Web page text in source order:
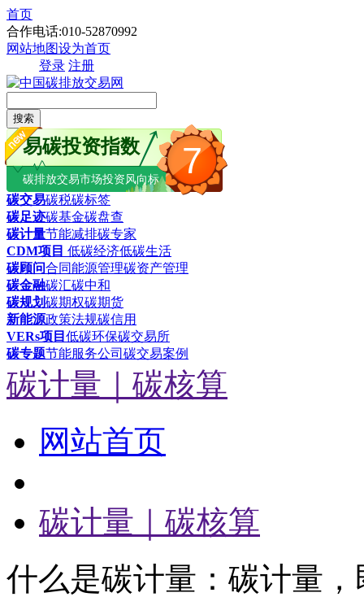
首页
合作电话:010-52870992
网站地图设为首页
登录 注册
搜索
7
易碳投资指数
碳排放交易市场投资风向标
碳交易碳税碳标签
碳足迹碳基金碳盘查
碳计量节能减排碳专家
CDM项目 低碳经济低碳生活
碳顾问合同能源管理碳资产管理
碳金融碳汇碳中和
碳规划碳期权碳期货
新能源政策法规碳信用
VERs项目 低碳环保碳交易所
碳专题节能服务公司 碳交易案例
碳计量｜碳核算
网站首页
碳计量｜碳核算
什么是碳计量：碳计量